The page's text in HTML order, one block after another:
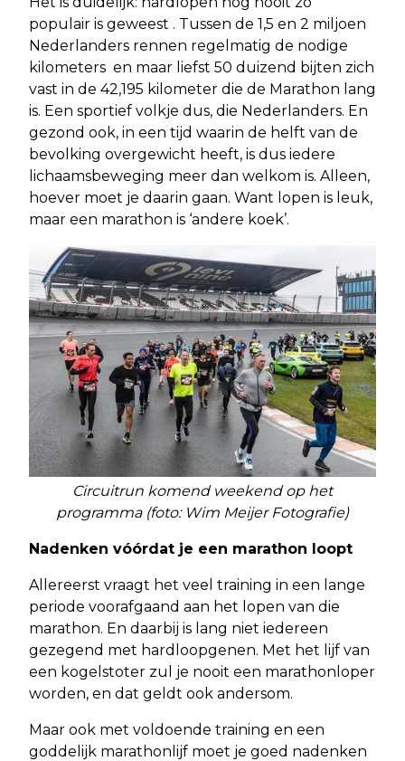
populair is geweest . Tussen de 1,5 en 2 miljoen
Nederlanders rennen regelmatig de nodige
kilometers en maar liefst 50 duizend bijten zich
vast in de 42,195 kilometer die de Marathon lang
is. Een sportief volkje dus, die Nederlanders. En
gezond ook, in een tijd waarin de helft van de
bevolking overgewicht heeft, is dus iedere
lichaamsbeweging meer dan welkom is. Alleen,
hoever moet je daarin gaan. Want lopen is leuk,
maar een marathon is ‘andere koek’.
Circuitrun komend weekend op het
programma (foto: Wim Meijer Fotografie)
Nadenken vóórdat je een marathon loopt
Allereerst vraagt het veel training in een lange
periode voorafgaand aan het lopen van die
marathon. En daarbij is lang niet iedereen
gezegend met hardloopgenen. Met het lijf van
een kogelstoter zul je nooit een marathonloper
worden, en dat geldt ook andersom.
Maar ook met voldoende training en een
goddelijk marathonlijf moet je goed nadenken